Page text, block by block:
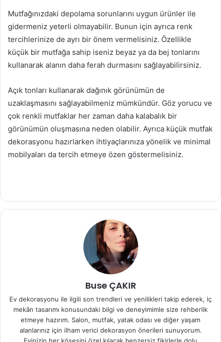
Mutfağınızdaki depolama sorunlarını uygun ürünler ile
gidermeniz yeterli olmayabilir. Bunun için ayrıca renk
tercihlerinize de ayrı bir önem vermelisiniz. Özellikle
küçük bir mutfağa sahip iseniz beyaz ya da bej tonlarını
kullanarak alanın daha ferah durmasını sağlayabilirsiniz.
Açık tonları kullanarak dağınık görünümün de
uzaklaşmasını sağlayabilmeniz mümkündür. Göz yorucu ve
çok renkli mutfaklar her zaman daha kalabalık bir
görünümün oluşmasına neden olabilir. Ayrıca küçük mutfak
dekorasyonu hazırlarken ihtiyaçlarınıza yönelik ve minimal
mobilyaları da tercih etmeye özen göstermelisiniz.
Buse ÇAKIR
Ev dekorasyonu ile ilgili son trendleri ve yenilikleri takip ederek, iç
mekân tasarımı konusundaki bilgi ve deneyimimle size rehberlik
etmeye hazırım. Salon, mutfak, yatak odası ve diğer yaşam
alanlarınız için ilham verici dekorasyon önerileri sunuyorum.
Evinizin her köşesini özel kılacak benzersiz fikirlerle dolu